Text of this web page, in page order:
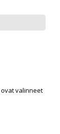
valinneet